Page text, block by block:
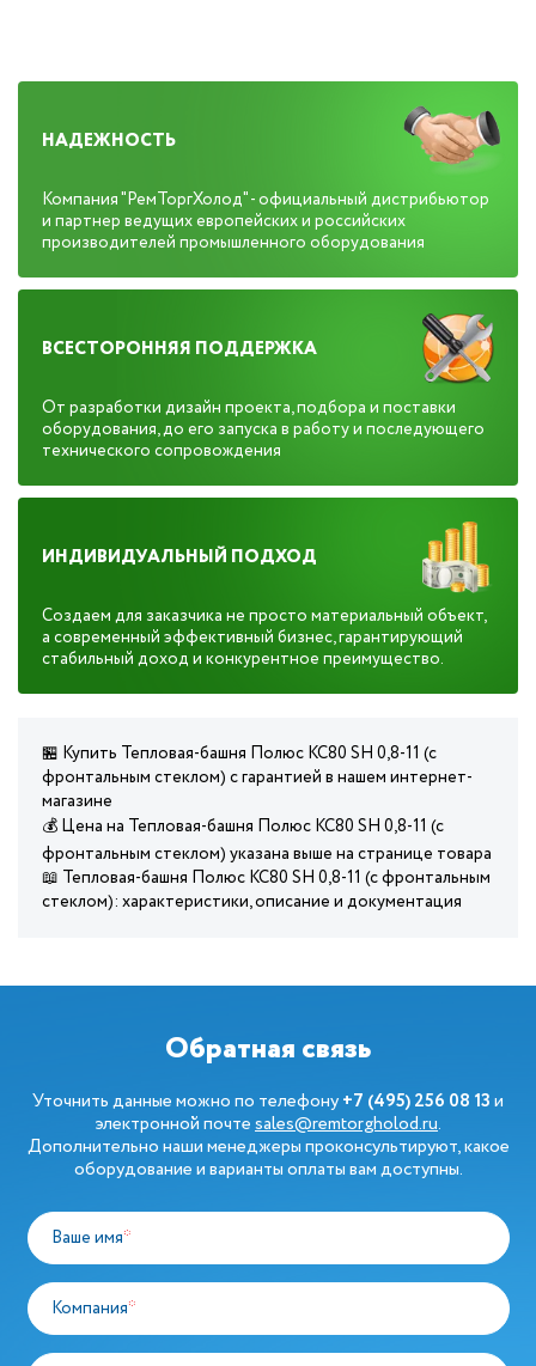
НАДЕЖНОСТЬ
Компания "РемТоргХолод" - официальный дистрибьютор
и партнер ведущих европейских и российских
производителей промышленного оборудования
ВСЕСТОРОННЯЯ ПОДДЕРЖКА
От разработки дизайн проекта, подбора и поставки
оборудования, до его запуска в работу и последующего
технического сопровождения
ИНДИВИДУАЛЬНЫЙ ПОДХОД
Создаем для заказчика не просто материальный объект,
а современный эффективный бизнес, гарантирующий
стабильный доход и конкурентное преимущество.
🏪 Купить Тепловая-башня Полюс КС80 SH 0,8-11 (с
фронтальным стеклом) с гарантией в нашем интернет-
магазине
💰 Цена на Тепловая-башня Полюс КС80 SH 0,8-11 (с
фронтальным стеклом) указана выше на странице товара
📖 Тепловая-башня Полюс КС80 SH 0,8-11 (с фронтальным
стеклом): характеристики, описание и документация
Обратная связь
Уточнить данные можно по телефону+7 (495) 256 08 13и
электронной почтеsales@remtorgholod.ru.
Дополнительно наши менеджеры проконсультируют, какое
оборудование и варианты оплаты вам доступны.
Ваше имя*
Компания*